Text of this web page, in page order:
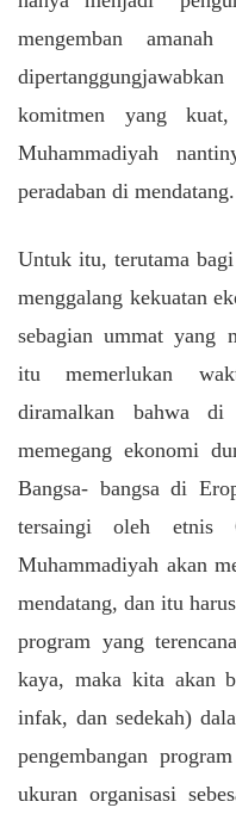
mengemban
komitmen yang
Muhammadiyah
peradaban di mendatang.
Untuk itu, terutama
menggalang kekuatan
sebagian ummat yang
itu memerlukan
diramalkan bahwa di
memegang ekonomi
Bangsa- bangsa di
tersaingi oleh etnis
Muhammadiyah akan
mendatang, dan itu
program yang
kaya, maka kita akan
infak, dan sedekah)
pengembangan
ukuran organisasi